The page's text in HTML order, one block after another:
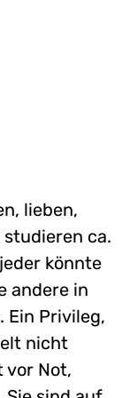
lieben,
ca.
könnte
andere in
Ein Privileg,
nicht
vor Not,